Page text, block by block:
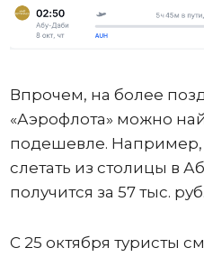
Впрочем, на более
«Аэрофлота» можно
подешевле. Например,
слетать из столицы в
получится за 57 тыс. руб.
С 25 октября туристы